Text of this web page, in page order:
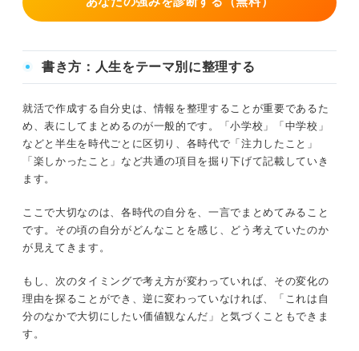
書き方：人生をテーマ別に整理する
就活で作成する自分史は、情報を整理することが重要であるた
め、表にしてまとめるのが一般的です。「小学校」「中学校」
などと半生を時代ごとに区切り、各時代で「注力したこと」
「楽しかったこと」など共通の項目を掘り下げて記載していき
ます。
ここで大切なのは、各時代の自分を、一言でまとめてみること
です。その頃の自分がどんなことを感じ、どう考えていたのか
が見えてきます。
もし、次のタイミングで考え方が変わっていれば、その変化の
理由を探ることができ、逆に変わっていなければ、「これは自
分のなかで大切にしたい価値観なんだ」と気づくこともできま
す。